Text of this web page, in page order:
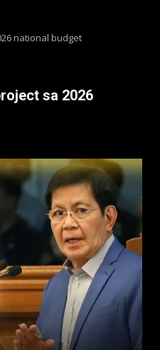
national budget
sa 2026